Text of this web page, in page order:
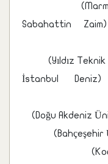
جامعة صباح الدين زعيم (Sabahattin Zaim
جامعة إسطنبول البحرية (İstanbul Deniz